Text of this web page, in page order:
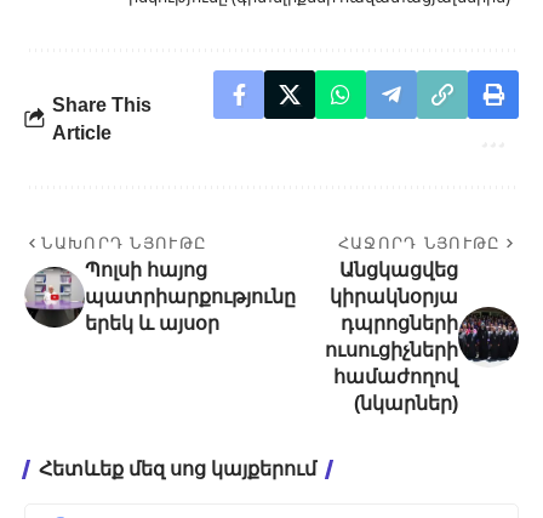
Share This
Article
ՆԱԽՈՐԴ ՆՅՈՒԹԸ
Պոլսի հայոց
պատրիարքությունը
երեկ և այսօր
ՀԱՋՈՐԴ ՆՅՈՒԹԸ
Անցկացվեց
կիրակնօրյա
դպրոցների
ուսուցիչների
համաժողով
(նկարներ)
Հետևեք մեզ սոց կայքերում